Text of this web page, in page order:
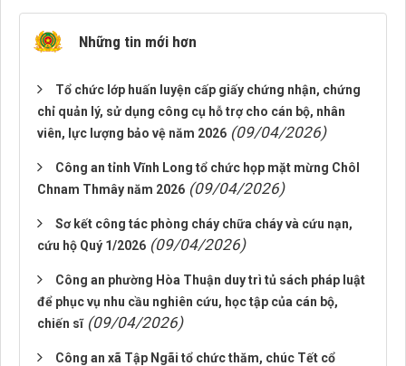
Những tin mới hơn
Tổ chức lớp huấn luyện cấp giấy chứng nhận, chứng
chỉ quản lý, sử dụng công cụ hỗ trợ cho cán bộ, nhân
viên, lực lượng bảo vệ năm 2026 (09/04/2026)
Công an tỉnh Vĩnh Long tổ chức họp mặt mừng Chôl
Chnam Thmây năm 2026 (09/04/2026)
Sơ kết công tác phòng cháy chữa cháy và cứu nạn,
cứu hộ Quý 1/2026 (09/04/2026)
Công an phường Hòa Thuận duy trì tủ sách pháp luật
để phục vụ nhu cầu nghiên cứu, học tập của cán bộ,
chiến sĩ (09/04/2026)
Công an xã Tập Ngãi tổ chức thăm, chúc Tết cổ